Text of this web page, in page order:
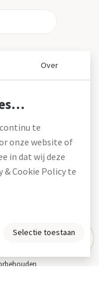
Over
te
onze website of
in dat wij deze
& Cookie Policy te
Selectie toestaan